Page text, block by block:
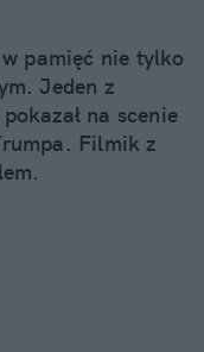
pamięć nie tylko
Jeden z
na scenie
Filmik z